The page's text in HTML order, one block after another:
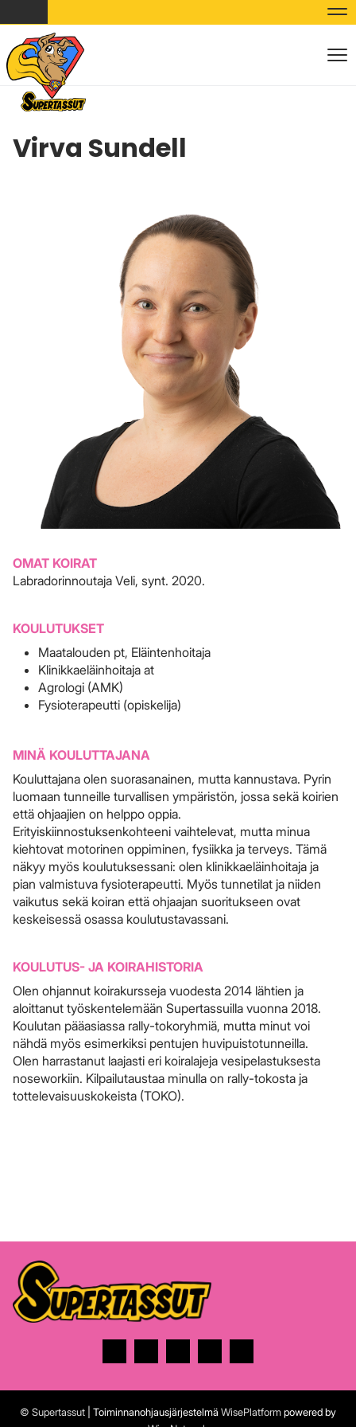
Virva Sundell
OMAT KOIRAT
Labradorinnoutaja Veli, synt. 2020.
KOULUTUKSET
Maatalouden pt, Eläintenhoitaja
Klinikkaeläinhoitaja at
Agrologi (AMK)
Fysioterapeutti (opiskelija)
MINÄ KOULUTTAJANA
Kouluttajana olen suorasanainen, mutta kannustava. Pyrin
luomaan tunneille turvallisen ympäristön, jossa sekä koirien
että ohjaajien on helppo oppia.
Erityiskiinnostuksenkohteeni vaihtelevat, mutta minua
kiehtovat motorinen oppiminen, fysiikka ja terveys. Tämä
näkyy myös koulutuksessani: olen klinikkaeläinhoitaja ja
pian valmistuva fysioterapeutti. Myös tunnetilat ja niiden
vaikutus sekä koiran että ohjaajan suoritukseen ovat
keskeisessä osassa koulutustavassani.
KOULUTUS- JA KOIRAHISTORIA
Olen ohjannut koirakursseja vuodesta 2014 lähtien ja
aloittanut työskentelemään Supertassuilla vuonna 2018.
Koulutan pääasiassa rally-tokoryhmiä, mutta minut voi
nähdä myös esimerkiksi pentujen huvipuistotunneilla.
Olen harrastanut laajasti eri koiralajeja vesipelastuksesta
noseworkiin. Kilpailutaustaa minulla on rally-tokosta ja
tottelevaisuuskokeista (TOKO).
© Supertassut | Toiminnanohjausjärjestelmä WisePlatformpowered by